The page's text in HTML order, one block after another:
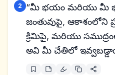
2
“మీ భయం మరియు మీ
జంతువుపై, ఆకాశంలోని
క్రిమిపై, మరియు
అవి మీ చేతిలో